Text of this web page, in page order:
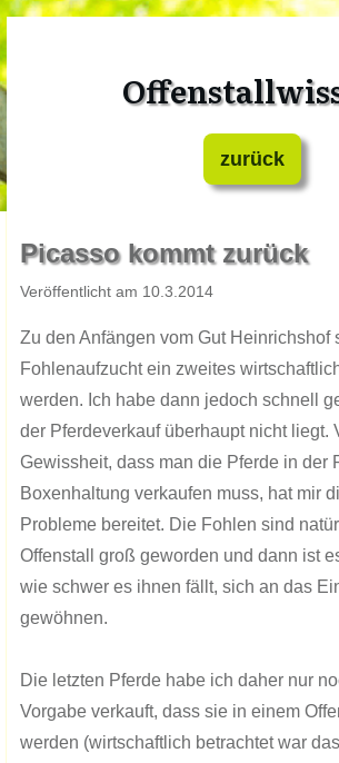
zurück
​Picasso kommt zurück
​Veröffentlicht am ​10.​​3.201​​​4
Zu den Anfängen vom Gut Heinrichshof
Fohlenaufzucht ein zweites
werden. Ich habe dann jedoch schnell
der Pferdeverkauf überhaupt nicht liegt.
Gewissheit, dass man die Pferde in der
Boxenhaltung verkaufen muss, hat mir
Probleme bereitet. Die Fohlen sind
Offenstall groß geworden und dann ist
wie schwer es ihnen fällt, sich an das
gewöhnen.
Die letzten Pferde habe ich daher nur
Vorgabe verkauft, dass sie in einem
werden (wirtschaftlich betrachtet war